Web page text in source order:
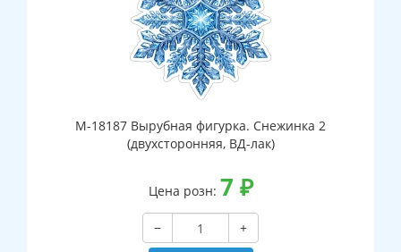
М-18187 Вырубная фигурка. Снежинка 2
(двухсторонняя, ВД-лак)
Цена розн: 7 ₽
−
+